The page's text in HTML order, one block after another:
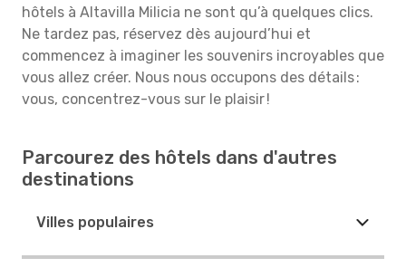
hôtels à Altavilla Milicia ne sont qu’à quelques clics.
Ne tardez pas, réservez dès aujourd’hui et
commencez à imaginer les souvenirs incroyables que
vous allez créer. Nous nous occupons des détails :
vous, concentrez-vous sur le plaisir !
Parcourez des hôtels dans d'autres
destinations
Villes populaires